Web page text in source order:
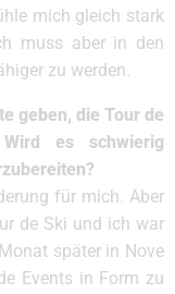
mich gleich stark
muss aber in den
zu werden.
geben, die Tour de
es schwierig
für mich. Aber
de Ski und ich war
später in Nove
Events in Form zu